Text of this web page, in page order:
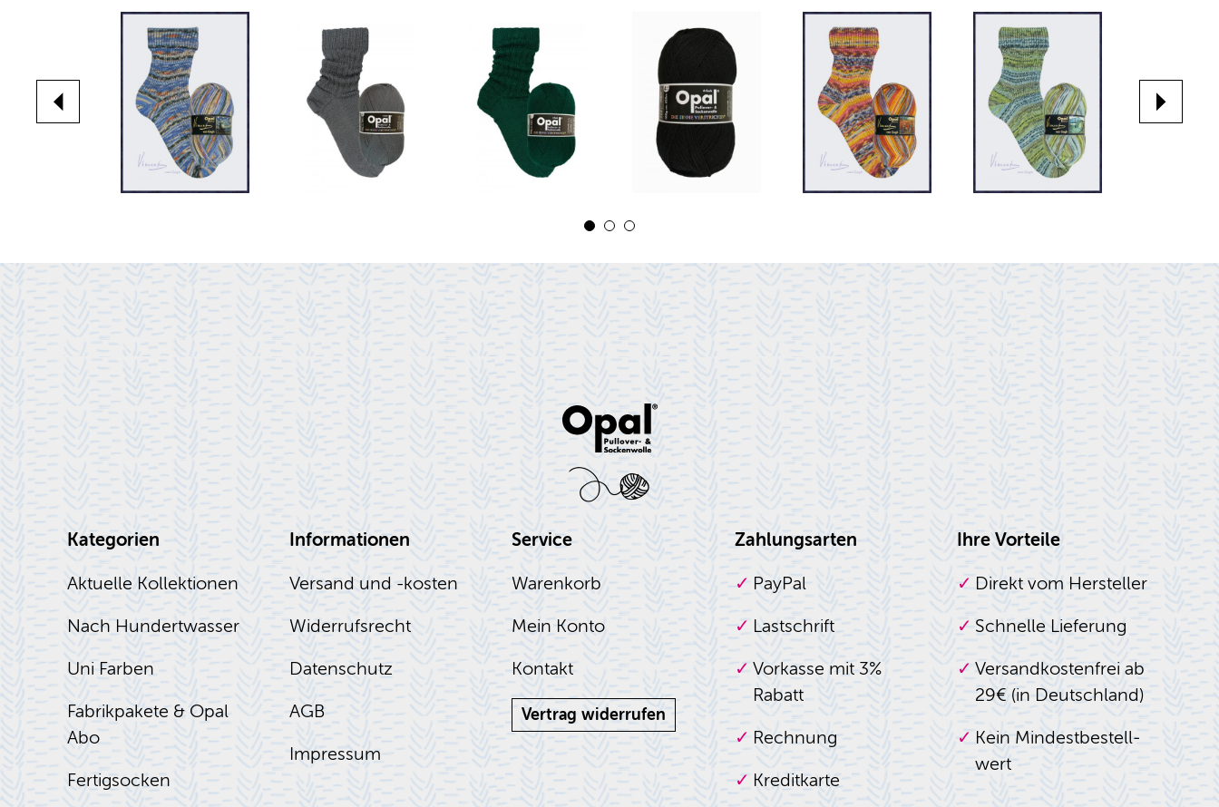
Kategorien
Aktuelle Kollektionen
Nach Hundertwasser
Uni Farben
Fabrikpakete & Opal
Abo
Fertigsocken
Informationen
Versand und -kosten
Widerrufsrecht
Datenschutz
AGB
Impressum
Service
Warenkorb
Mein Konto
Kontakt
Vertrag widerrufen
Zahlungsarten
PayPal
Lastschrift
Vorkasse mit 3%
Rabatt
Rechnung
Kreditkarte
Ihre Vorteile
Direkt vom Hersteller
Schnelle Lieferung
Versandkostenfrei ab
29€ (in Deutschland)
Kein Mindest­bestell­
wert